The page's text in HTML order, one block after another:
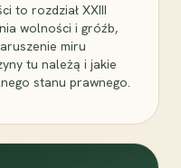
to rozdział XXIII
wolności i gróźb,
miru
tu należą i jakie
stanu prawnego.